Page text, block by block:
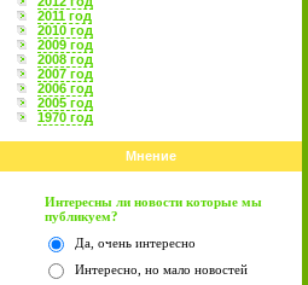
2011 год
2010 год
2009 год
2008 год
2007 год
2006 год
2005 год
1970 год
Мнение
Интересны ли новости которые мы
публикуем?
Да, очень интересно
Интересно, но мало новостей